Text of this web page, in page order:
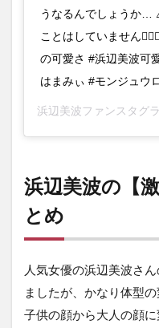
うなるんでしょうか…
ことはしていません
の可愛さ #浜辺美波可
はまみぃ #モンジュウ
浜辺美波ファンスタグ
浜辺美波の【
とめ
人気女優の浜辺美波さ
ましたが、かなり体型
子供の顔から大人の顔